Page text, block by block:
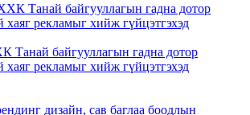
байгууллагын гадна дотор
хаяг рекламыг хийж гүйцэтгэхэд